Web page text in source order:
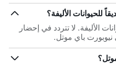
للحيوانات الأليفة؟
الأليفة. لا تتردد في إحضار
نيوبورت باي موتل.